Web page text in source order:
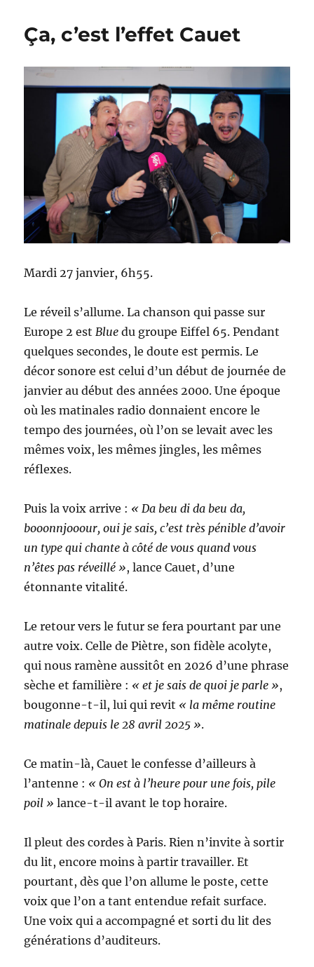
Ça, c’est l’effet Cauet
Mardi 27 janvier, 6h55.
Le réveil s’allume. La chanson qui passe sur
Europe 2 estBlue du groupe Eiffel 65. Pendant
quelques secondes, le doute est permis. Le
décor sonore est celui d’un début de journée de
janvier au début des années 2000. Une époque
où les matinales radio donnaient encore le
tempo des journées, où l’on se levait avec les
mêmes voix, les mêmes jingles, les mêmes
réflexes.
Puis la voix arrive : « Da beu di da beu da,
booonnjooour, oui je sais, c’est très pénible d’avoir
un type qui chante à côté de vous quand vous
n’êtes pas réveillé », lance Cauet, d’une
étonnante vitalité.
Le retour vers le futur se fera pourtant par une
autre voix. Celle de Piètre, son fidèle acolyte,
qui nous ramène aussitôt en 2026 d’une phrase
sèche et familière : « et je sais de quoi je parle »,
bougonne-t-il, lui qui revit « la même routine
matinale depuis le 28 avril 2025 ».
Ce matin-là, Cauet le confesse d’ailleurs à
l’antenne : « On est à l’heure pour une fois, pile
poil » lance-t-il avant le top horaire.
Il pleut des cordes à Paris. Rien n’invite à sortir
du lit, encore moins à partir travailler. Et
pourtant, dès que l’on allume le poste, cette
voix que l’on a tant entendue refait surface.
Une voix qui a accompagné et sorti du lit des
générations d’auditeurs.